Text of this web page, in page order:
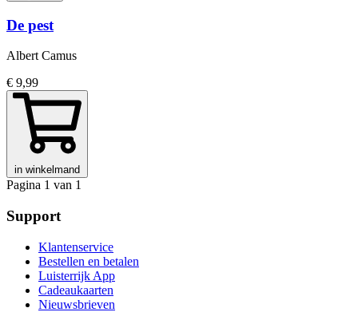
De pest
Albert Camus
€ 9,99
in winkelmand
Pagina 1 van 1
Support
Klantenservice
Bestellen en betalen
Luisterrijk App
Cadeaukaarten
Nieuwsbrieven